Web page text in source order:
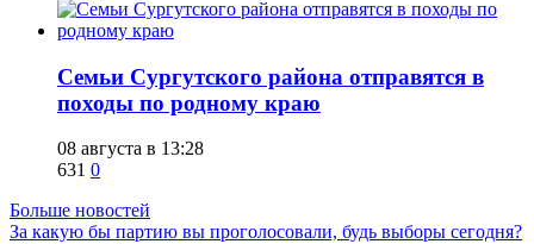
​Семьи Сургутского района отправятся в
походы по родному краю
08 августа в 13:28
631 0
Больше новостей
За какую бы партию вы проголосовали, будь выборы сегодня?